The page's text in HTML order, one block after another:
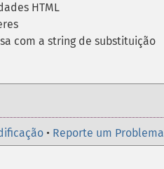
HTML
com a string de substituição
• Reporte um Problema